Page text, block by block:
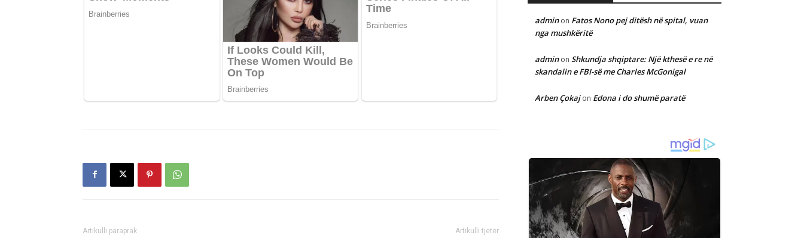
Artikulli paraprak Artikulli tjetër
adminon Fatos Nono pej ditësh në spital, vuan
nga mushkëritë
adminon Shkundja shqiptare: Një kthesë e re në
skandalin e FBI-së me Charles McGonigal
Arben Çokajon Edona i do shumë paratë